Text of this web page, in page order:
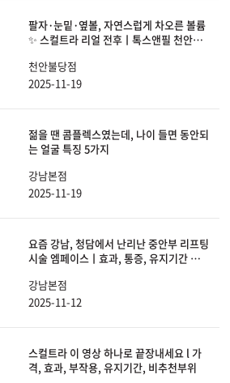
팔자·눈밑·옆볼, 자연스럽게 차오른 볼륨
✨ 스컬트라 리얼 전후ㅣ톡스앤필 천안불
천안불당점
2025-11-19
젊을 땐 콤플렉스였는데, 나이 들면 동안되
는 얼굴 특징 5가지
강남본점
2025-11-19
요즘 강남, 청담에서 난리난 중안부 리프팅
시술 엠페이스ㅣ효과, 통증, 유지기간 전
강남본점
2025-11-12
스컬트라 이 영상 하나로 끝장내세요 l 가
격, 효과, 부작용, 유지기간, 비추천부위